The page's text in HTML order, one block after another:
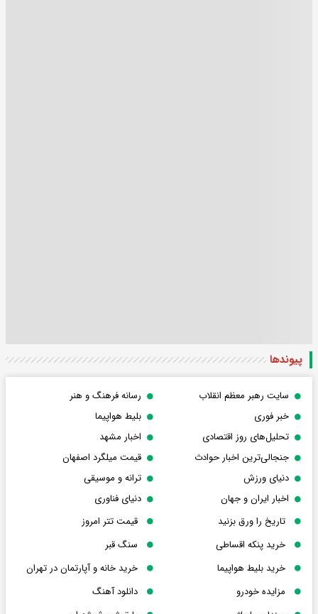
پیوندها
سایت رهبر معظم انقلاب
رسانه فرهنگ و هنر
خبر فوری
بلیط هواپیما
تحلیل‌های روز اقتصادی
اخبار مشهد
جنجالی‌ترین اخبار حوادث
قیمت میلگرد اصفهان
دنیای ورزش
ترانه و موسیقی
اخبار ایران و جهان
دنیای فناوری
تاریخ را ورق بزنید
قیمت تتر امروز
خرید پنکه اقساطی
سنگ قبر
خرید بلیط هواپیما
خرید خانه و آپارتمان در تهران
مزایده خودرو
دانلود آهنگ